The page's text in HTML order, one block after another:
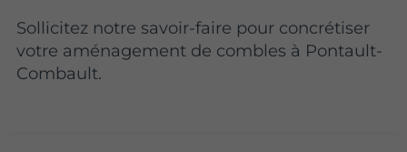
Sollicitez notre savoir-faire pour concrétiser
votre aménagement de combles à Pontault-
Combault.